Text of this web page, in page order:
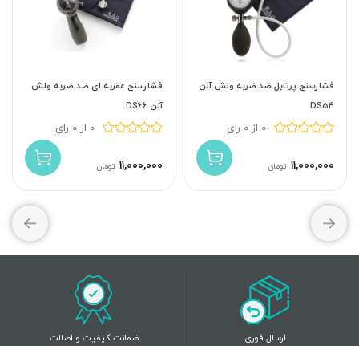
فشارسنج پرتابل ضد ضربه ولش آلن
DS54
0 از 0 رای
۱۱,۰۰۰,۰۰۰ تومان
فشارسنج عقربه ای ضد ضربه ولش
آلن DS66
0 از 0 رای
۱۱,۰۰۰,۰۰۰ تومان
ارسال فوری ضمانت کیفیت و اصالت